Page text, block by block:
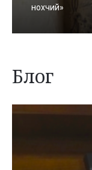
нохчий»
Блог